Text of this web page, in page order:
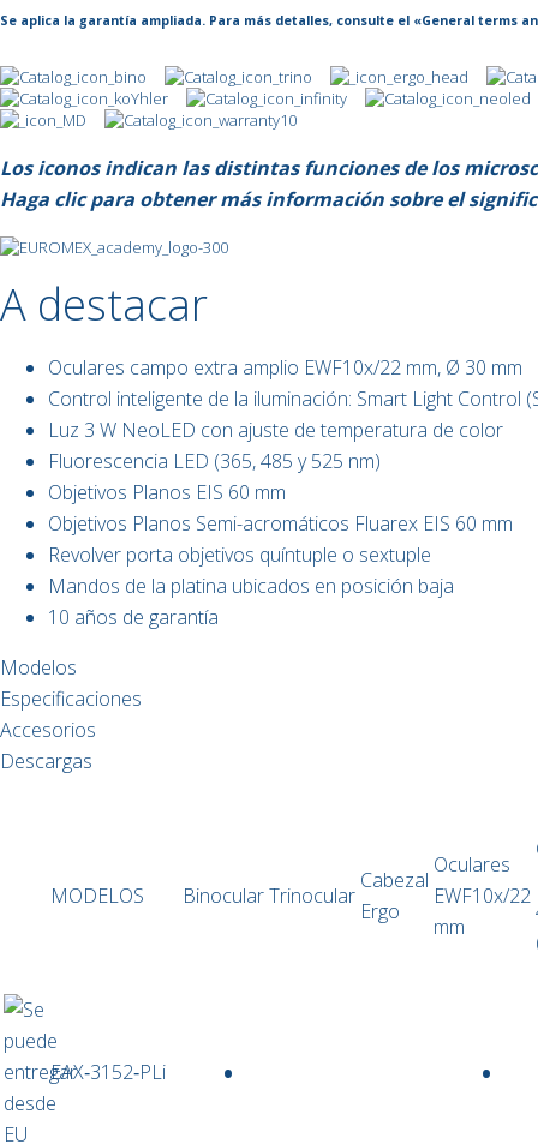
Se aplica la garantía ampliada. Para más detalles, consulte el «General terms
Los iconos indican las distintas funciones de los
Haga clic para obtener más información sobre el
A destacar
Oculares campo extra amplio EWF10x/22 mm, Ø 30 mm
Control inteligente de la iluminación: Smart Light Control
Luz 3 W NeoLED con ajuste de temperatura de color
Fluorescencia LED (365, 485 y 525 nm)
Objetivos Planos EIS 60 mm
Objetivos Planos Semi-acromáticos Fluarex EIS 60 mm
Revolver porta objetivos quíntuple o sextuple
Mandos de la platina ubicados en posición baja
10 años de garantía
Modelos
Especificaciones
Accesorios
Descargas
MODELOS BinocularTrinocular
Cabezal
Ergo
Oculares
EWF10x/22
mm
EAX‑3152‑PLi • •